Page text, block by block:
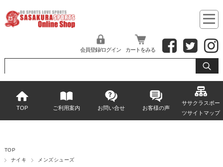
会員登録/ログイン カートをみる
TOP ご利用案内 お問い合せ お客様の声
ササクラスポー
ツサイトマップ
TOP
ナイキ
メンズシューズ